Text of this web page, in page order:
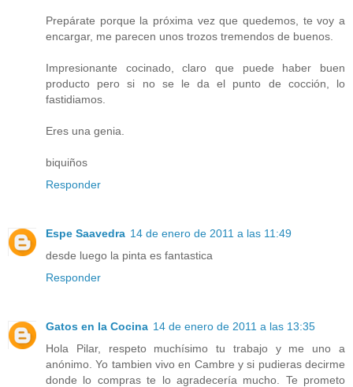
Prepárate porque la próxima vez que quedemos, te voy a
encargar, me parecen unos trozos tremendos de buenos.
Impresionante cocinado, claro que puede haber buen
producto pero si no se le da el punto de cocción, lo
fastidiamos.
Eres una genia.
biquiños
Responder
Espe Saavedra 14 de enero de 2011 a las 11:49
desde luego la pinta es fantastica
Responder
Gatos en la Cocina 14 de enero de 2011 a las 13:35
Hola Pilar, respeto muchísimo tu trabajo y me uno a
anónimo. Yo tambien vivo en Cambre y si pudieras decirme
donde lo compras te lo agradecería mucho. Te prometo